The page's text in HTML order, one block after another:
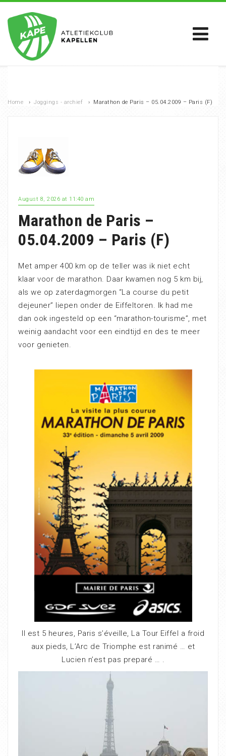
Home › Joggings - archief › Marathon de Paris – 05.04.2009 – Paris (F)
August 8, 2026 at 11:40 am
Marathon de Paris –
05.04.2009 – Paris (F)
Met amper 400 km op de teller was ik niet echt
klaar voor de marathon. Daar kwamen nog 5 km bij,
als we op zaterdagmorgen “La course du petit
dejeuner” liepen onder de Eiffeltoren. Ik had me
dan ook ingesteld op een “marathon-tourisme”, met
weinig aandacht voor een eindtijd en des te meer
voor genieten.
Il est 5 heures, Paris s’éveille, La Tour Eiffel a froid
aux pieds, L’Arc de Triomphe est ranimé … et
Lucien n’est pas preparé … .